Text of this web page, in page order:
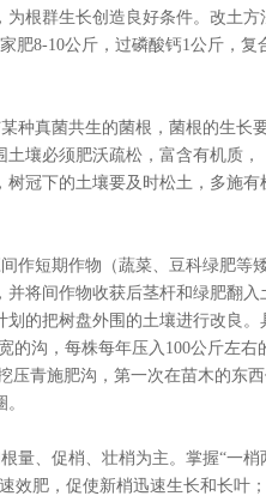
根群生长创造良好条件。改土方
肥8-10公斤，过磷酸钙1公斤，复
种真菌共生的菌根，菌根的生长
壤必须肥沃疏松，富含有机质，
冠下的土壤要及时松土，多施有
作短期作物（蔬菜、豆科绿肥等
将间作物收获后茎杆和绿肥翻入
的把树盘外围的土壤进行改良。
的沟，每株每年压入100公斤左右
压青施肥沟，第一次在苗木的东
量、促梢、壮梢为主。掌握“一梢
效肥，促使新梢迅速生长和长叶